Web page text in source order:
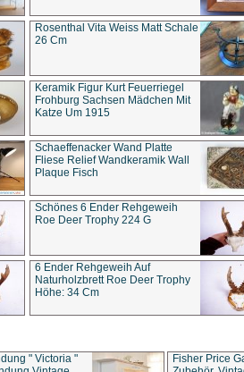
Rosenthal Vita Weiss Matt Schale
26 Cm
Keramik Figur Kurt Feuerriegel
Frohburg Sachsen Mädchen Mit
Katze Um 1915
Schaeffenacker Wand Platte
Fliese Relief Wandkeramik Wall
Plaque Fisch
Schönes 6 Ender Rehgeweih
Roe Deer Trophy 224 G
6 Ender Rehgeweih Auf
Naturholzbrett Roe Deer Trophy
Höhe: 34 Cm
" Victoria "
Fisher Price